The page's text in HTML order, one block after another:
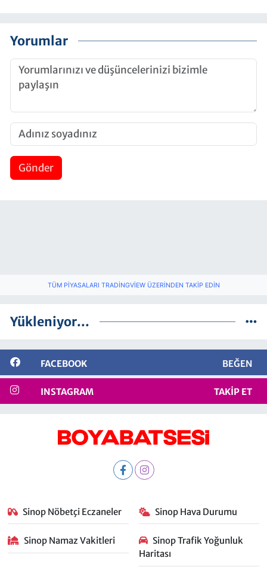
Yorumlar
Gönder
TÜM PIYASALARI TRADINGVIEW ÜZERINDEN TAKIP EDIN
Yükleniyor...
FACEBOOK BEĞEN
INSTAGRAM TAKIP ET
Sinop Nöbetçi Eczaneler Sinop Hava Durumu
Sinop Namaz Vakitleri
Sinop Trafik Yoğunluk
Haritası